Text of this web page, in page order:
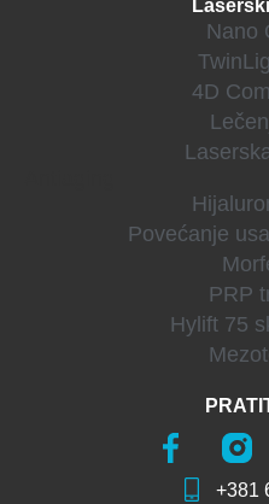
Nano
4D
Povećanje
PRP
Hylift 75
+381